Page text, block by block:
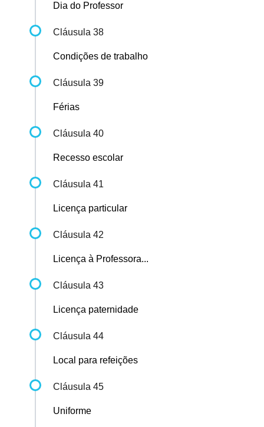
Dia do Professor
Cláusula 38
Condições de trabalho
Cláusula 39
Férias
Cláusula 40
Recesso escolar
Cláusula 41
Licença particular
Cláusula 42
Licença à Professora...
Cláusula 43
Licença paternidade
Cláusula 44
Local para refeições
Cláusula 45
Uniforme